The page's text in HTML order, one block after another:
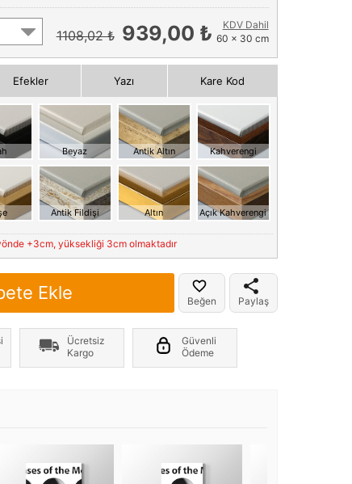
1108,02 ₺ 939,00 ₺
KDV Dahil
60 x 30 cm
Efekler Yazı Kare Kod
Beyaz Antik Altın Kahverengi
Antik Fildişi Altın Açık Kahverengi
+3cm, yüksekliği 3cm olmaktadır
Ekle Beğen Paylaş
Ücretsiz
Kargo
Güvenli
Ödeme